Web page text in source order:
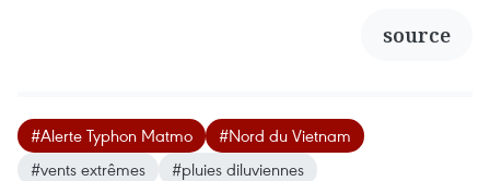
source
#Alerte Typhon Matmo
#Nord du Vietnam
#vents extrêmes
#pluies diluviennes